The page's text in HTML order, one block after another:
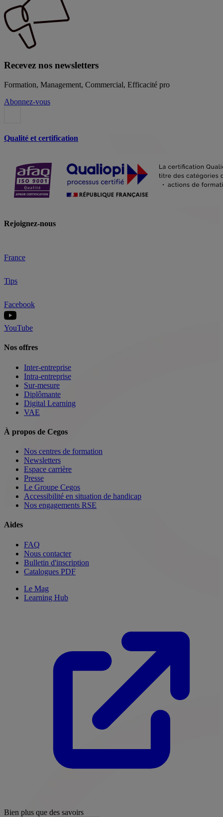
Recevez nos newsletters
Formation, Management, Commercial, Efficacité pro
Abonnez-vous
Qualité et certification
Rejoignez-nous
France
Tips
Facebook
YouTube
Nos offres
Inter-entreprise
Intra-entreprise
Sur-mesure
Diplômante
Digital Learning
VAE
À propos de Cegos
Nos centres de formation
Newsletters
Espace carrière
Presse
Le Groupe Cegos
Accessibilité en situation de handicap
Nos engagements RSE
Aides
FAQ
Nous contacter
Bulletin d'inscription
Catalogues PDF
Le Mag
Learning Hub
Bien plus que des savoirs